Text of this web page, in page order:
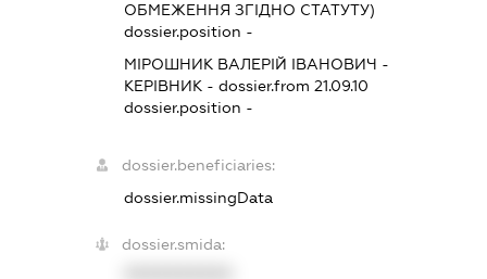
ОБМЕЖЕННЯ ЗГІДНО СТАТУТУ)
dossier.position -
МІРОШНИК ВАЛЕРІЙ ІВАНОВИЧ -
КЕРІВНИК - dossier.from 21.09.10
dossier.position -
dossier.beneficiaries:
dossier.missingData
dossier.smida: